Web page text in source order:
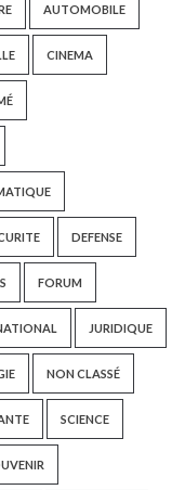
AUTOMOBILE
CINEMA
DEFENSE
FORUM
JURIDIQUE
NON CLASSÉ
SCIENCE